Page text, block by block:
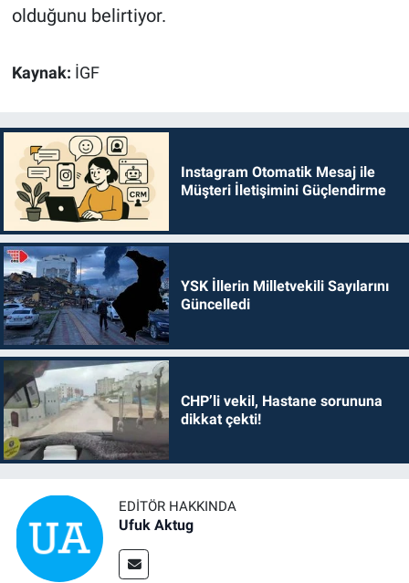
olduğunu belirtiyor.
Kaynak: İGF
Instagram Otomatik Mesaj ile
Müşteri İletişimini Güçlendirme
YSK İllerin Milletvekili Sayılarını
Güncelledi
CHP’li vekil, Hastane sorununa
dikkat çekti!
EDITÖR HAKKINDA
Ufuk Aktug